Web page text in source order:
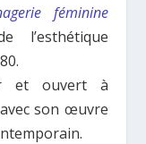
féminine
l’esthétique
et ouvert à
son œuvre